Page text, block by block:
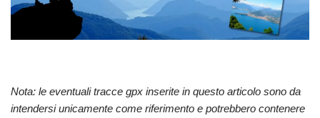
Nota: le eventuali tracce gpx inserite in questo articolo sono da
intendersi unicamente come riferimento e potrebbero contenere